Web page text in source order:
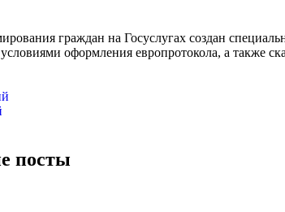
граждан на Госуслугах создан
оформления европротокола, а также
посты